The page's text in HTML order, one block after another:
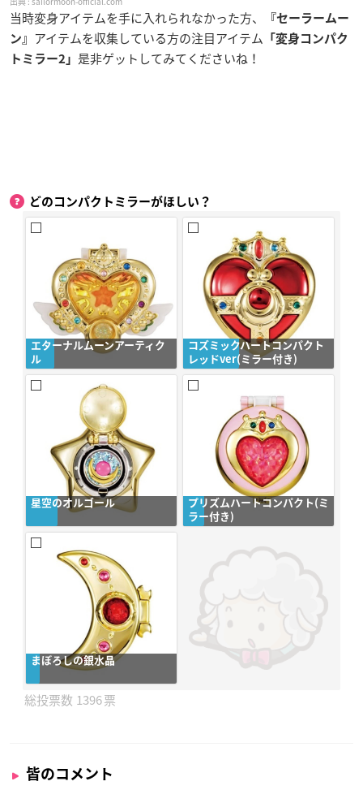
当時変身アイテムを手に入れられなかった方、
『セーラームー
ン』 アイテムを収集している方の注目アイテム 「変身コンパク
トミラー2」 是非ゲットしてみてくださいね！
どのコンパクトミラーがほしい？
エターナルムーンアーティク
ル
コズミックハートコンパクト
レッドver(ミラー付き)
星空のオルゴール
プリズムハートコンパクト(ミ
ラー付き)
まぼろしの銀水晶
1396
皆のコメント